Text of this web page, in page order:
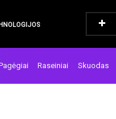
Raseiniai Skuodas